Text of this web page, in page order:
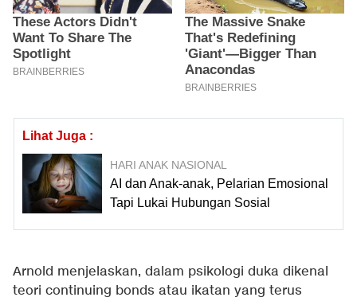
Lihat Juga :
HARI ANAK NASIONAL
AI dan Anak-anak, Pelarian Emosional
Tapi Lukai Hubungan Sosial
Arnold menjelaskan, dalam psikologi duka dikenal
teori continuing bonds atau ikatan yang terus